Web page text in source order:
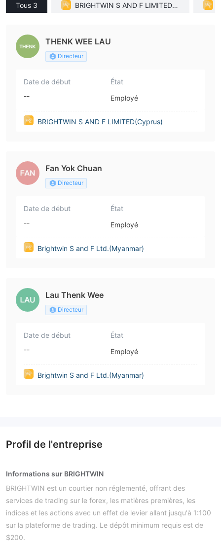
Tous 3
BRIGHTWIN S AND F LIMITED(C
THENK WEE LAU
Directeur
Date de début
--
État
Employé
BRIGHTWIN S AND F LIMITED(Cyprus)
Fan Yok Chuan
Directeur
Date de début
--
État
Employé
Brightwin S and F Ltd.(Myanmar)
Lau Thenk Wee
Directeur
Date de début
--
État
Employé
Brightwin S and F Ltd.(Myanmar)
Profil de l'entreprise
Informations sur BRIGHTWIN
BRIGHTWIN est un courtier non réglementé, offrant des
services de trading sur le forex, les matières premières, les
indices et les actions avec un effet de levier allant jusqu'à 1:100
sur la plateforme de trading. Le dépôt minimum requis est de
$200.